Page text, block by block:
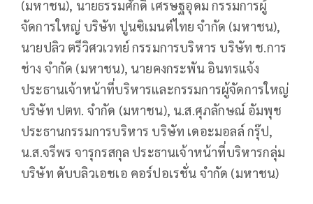
(มหาชน), นายธรรมศักดิ์ เศรษฐอุดม กรรมการผู้
จัดการใหญ่ บริษัท ปูนซิเมนต์ไทย จำกัด (มหาชน),
นายปลิว ตรีวิศวเวทย์ กรรมการบริหาร บริษัท ช.การ
ช่าง จำกัด (มหาชน), นายคงกระพัน อินทรแจ้ง
ประธานเจ้าหน้าที่บริหารและกรรมการผู้จัดการใหญ่
บริษัท ปตท. จำกัด (มหาชน), น.ส.ศุภลักษณ์ อัมพุช
ประธานกรรมการบริหาร บริษัท เดอะมอลล์ กรุ๊ป,
น.ส.จรีพร จารุกรสกุล ประธานเจ้าหน้าที่บริหารกลุ่ม
บริษัท ดับบลิวเอชเอ คอร์ปอเรชั่น จำกัด (มหาชน)